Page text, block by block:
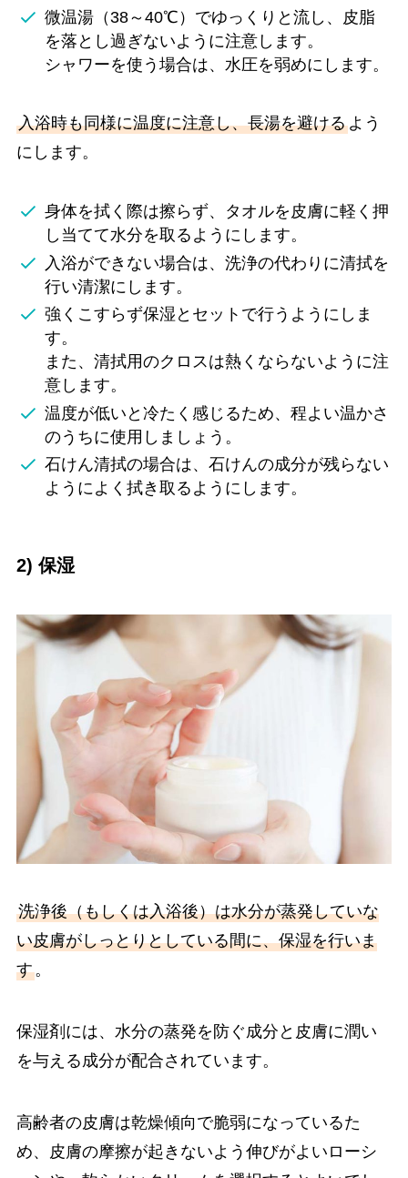
微温湯（38～40℃）でゆっくりと流し、皮脂
を落とし過ぎないように注意します。
シャワーを使う場合は、水圧を弱めにします。
入浴時も同様に温度に注意し、長湯を避けるよう
にします。
身体を拭く際は擦らず、タオルを皮膚に軽く押
し当てて水分を取るようにします。
入浴ができない場合は、洗浄の代わりに清拭を
行い清潔にします。
強くこすらず保湿とセットで行うようにしま
す。
また、清拭用のクロスは熱くならないように注
意します。
温度が低いと冷たく感じるため、程よい温かさ
のうちに使用しましょう。
石けん清拭の場合は、石けんの成分が残らない
ようによく拭き取るようにします。
2) 保湿
洗浄後（もしくは入浴後）は水分が蒸発していな
い皮膚がしっとりとしている間に、保湿を行いま
す。
保湿剤には、水分の蒸発を防ぐ成分と皮膚に潤い
を与える成分が配合されています。
高齢者の皮膚は乾燥傾向で脆弱になっているた
め、皮膚の摩擦が起きないよう伸びがよいローシ